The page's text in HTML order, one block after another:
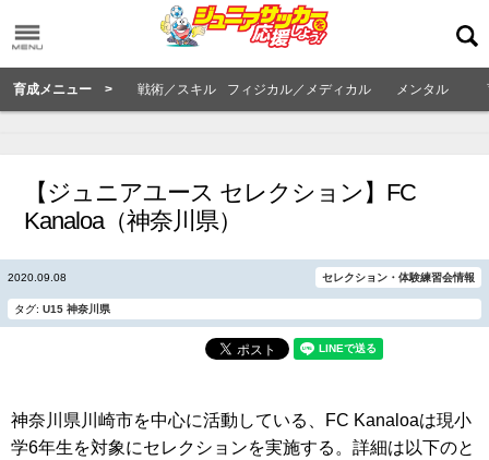
育成メニュー > 戦術／スキル フィジカル／メディカル メンタル
【ジュニアユース セレクション】FC
Kanaloa（神奈川県）
2020.09.08 セレクション・体験練習会情報
タグ: U15 神奈川県
神奈川県川崎市を中心に活動している、FC Kanaloaは現小
学6年生を対象にセレクションを実施する。詳細は以下のと